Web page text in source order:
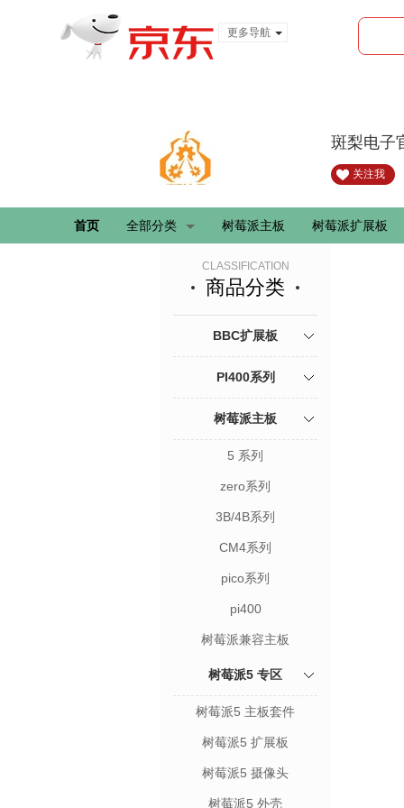
更多导航
斑梨电子
关注我
首页 全部分类 树莓派主板 树莓派扩展板
CLASSIFICATION
商品分类
BBC扩展板
PI400系列
树莓派主板
5 系列
zero系列
3B/4B系列
CM4系列
pico系列
pi400
树莓派兼容主板
树莓派5 专区
树莓派5 主板套件
树莓派5 扩展板
树莓派5 摄像头
树莓派5 外壳